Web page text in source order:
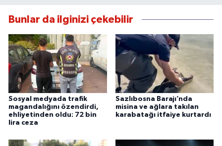
Bunlar da ilginizi çekebilir
Sosyal medyada trafik
magandalığını özendirdi,
ehliyetinden oldu: 72 bin
lira ceza
Sazlıbosna Barajı’nda
misina ve ağlara takılan
karabatağı itfaiye kurtardı